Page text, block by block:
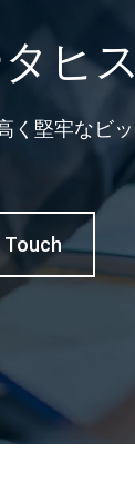
ヒ
く堅牢なビ
Touch